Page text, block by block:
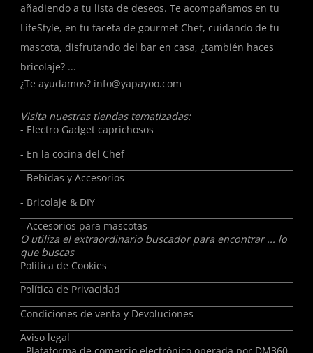
añadiendo a tu lista de deseos. Te acompañamos en tu
LifeStyle, en tu faceta de gourmet Chef, cuidando de tu
mascota, disfrutando del bar en casa, ¿también haces
bricolaje? ...
¿Te ayudamos? info@yapayoo.com
Visita nuestras tiendas tematizadas:
- Electro Gadget caprichosos
- En la cocina del Chef
- Bebidas y Accesorios
- Bricolaje & DIY
- Accesorios para mascotas
O utiliza el extraordinario buscador para encontrar ... lo
que buscas
Política de Cookies
Política de Privacidad
Condiciones de venta y Devoluciones
Aviso legal